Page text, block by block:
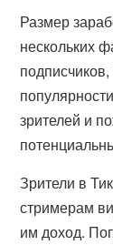
Размер
нескольких
зрителей и
Зрители в
стримерам
им доход.